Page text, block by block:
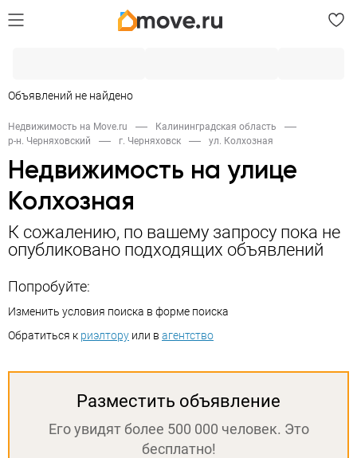
Объявлений не найдено
Недвижимость на Move.ru
Калининградская область
р-н. Черняховский
г. Черняховск ул. Колхозная
Недвижимость на улице
Колхозная
К сожалению, по вашему запросу пока не
опубликовано подходящих объявлений
Попробуйте:
Изменить условия поиска в форме поиска
Обратиться к риэлтору или в агентство
Разместить объявление
Его увидят более 500 000 человек. Это
бесплатно!